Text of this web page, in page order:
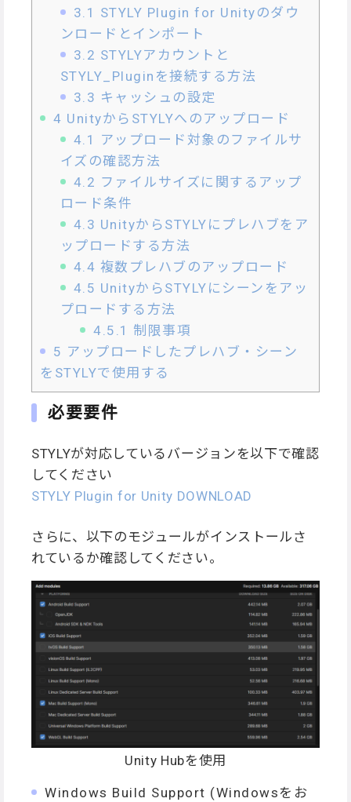
3.1 STYLY Plugin for Unityのダウ
ンロードとインポート
3.2 STYLYアカウントと
STYLY_Pluginを接続する方法
3.3 キャッシュの設定
4 UnityからSTYLYへのアップロード
4.1
アップロード対象のファイルサ
イズの確認方法
4.2 ファイルサイズに関するアップ
ロード条件
4.3 UnityからSTYLYにプレハブをア
ップロードする方法
4.4 複数プレハブのアップロード
4.5 UnityからSTYLYにシーンをアッ
プロードする方法
4.5.1 制限事項
5 アップロードしたプレハブ・シーン
をSTYLYで使用する
必要要件
STYLYが対応しているバージョンを以下で確認
してください
STYLY Plugin for Unity DOWNLOAD
さらに、以下のモジュールがインストールさ
れているか確認してください。
Unity Hubを使用
Windows Build Support (Windowsをお